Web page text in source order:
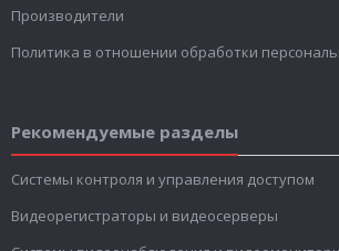
Производители
Политика в отношении обработки
Рекомендуемые разделы
Системы контроля и управления доступом
Видеорегистраторы и видеосерверы